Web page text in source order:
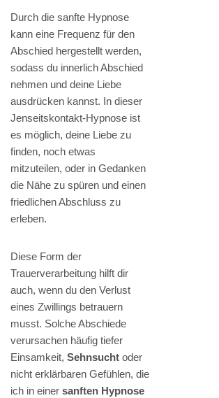
Durch die sanfte Hypnose
kann eine Frequenz für den
Abschied hergestellt werden,
sodass du innerlich Abschied
nehmen und deine Liebe
ausdrücken kannst. In dieser
Jenseitskontakt-Hypnose ist
es möglich, deine Liebe zu
finden, noch etwas
mitzuteilen, oder in Gedanken
die Nähe zu spüren und einen
friedlichen Abschluss zu
erleben.
Diese Form der
Trauerverarbeitung hilft dir
auch, wenn du den Verlust
eines Zwillings betrauern
musst. Solche Abschiede
verursachen häufig tiefer
Einsamkeit, Sehnsucht oder
nicht erklärbaren Gefühlen, die
ich in einer sanften Hypnose